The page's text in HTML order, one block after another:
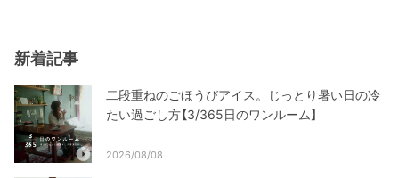
新着記事
二段重ねのごほうびアイス。じっとり暑い日の冷
たい過ごし方【3/365日のワンルーム】
2026/08/08